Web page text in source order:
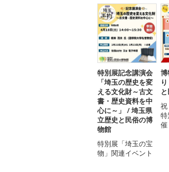
特別展記念講演会
「埼玉の歴史を変
える文化財～古文
書・歴史資料を中
心に～」 / 埼玉県
立歴史と民俗の博
物館
特別展「埼玉の宝
物」関連イベント
祝
催